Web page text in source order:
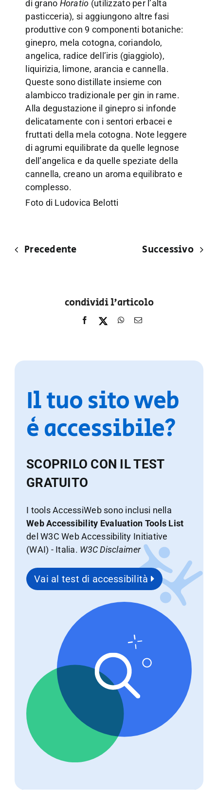
di grano Horatio (utilizzato per l’alta
pasticceria), si aggiungono altre fasi
produttive con 9 componenti botaniche:
ginepro, mela cotogna, coriandolo,
angelica, radice dell’iris (giaggiolo),
liquirizia, limone, arancia e cannella.
Queste sono distillate insieme con
alambicco tradizionale per gin in rame.
Alla degustazione il ginepro si infonde
delicatamente con i sentori erbacei e
fruttati della mela cotogna. Note leggere
di agrumi equilibrate da quelle legnose
dell’angelica e da quelle speziate della
cannella, creano un aroma equilibrato e
complesso.
Foto di Ludovica Belotti
Precedente Successivo
condividi l'articolo
Il tuo sito web
è accessibile?
SCOPRILO CON IL TEST
GRATUITO
I tools AccessiWeb sono inclusi nella
Web Accessibility Evaluation Tools List
del W3C Web Accessibility Initiative
(WAI) - Italia. W3C Disclaimer
Vai al test di accessibilità